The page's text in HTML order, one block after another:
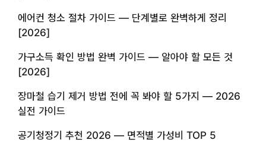
에어컨 청소 절차 가이드 — 단계별로 완벽하게 정리
[2026]
가구소득 확인 방법 완벽 가이드 — 알아야 할 모든 것
[2026]
장마철 습기 제거 방법 전에 꼭 봐야 할 5가지 — 2026
실전 가이드
공기청정기 추천 2026 — 면적별 가성비 TOP 5